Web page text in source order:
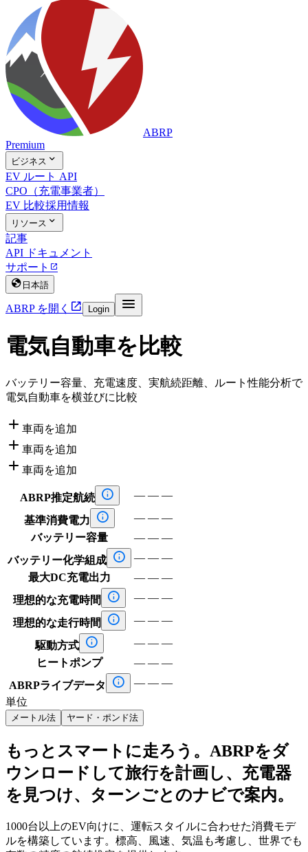
ABRP
Premium
ビジネス 
EV ルート API
CPO（充電事業者）
EV 比較採用情報
リソース 
記事
API ドキュメント
サポート 
 日本語
ABRP を開く  Login 
電気自動車を比較
バッテリー容量、充電速度、実航続距離、ルート性能分析で
電気自動車を横並びに比較
 車両を追加
 車両を追加
 車両を追加
ABRP推定航続  — — —
基準消費電力  — — —
バッテリー容量
— — —
バッテリー化学組成  — — —
最大DC充電出力
— — —
理想的な充電時間
 — — —
理想的な走行時間  — — —
駆動方式  — — —
ヒートポンプ
— — —
ABRPライブデータ
 — — —
単位
メートル法 ヤード・ポンド法
もっとスマートに走ろう。ABRPをダ
ウンロードして旅行を計画し、充電器
を見つけ、ターンごとのナビで案内。
1000台以上のEV向けに、運転スタイルに合わせた消費モデ
ルを構築しています。標高、風速、気温も考慮し、世界でも